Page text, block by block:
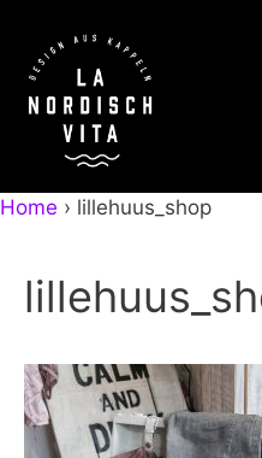
Inhalt
springen
Home › lillehuus_shop